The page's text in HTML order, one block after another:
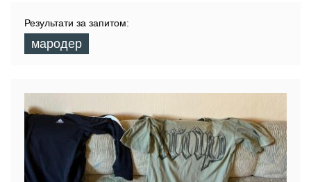
Результати за запитом:
мародер